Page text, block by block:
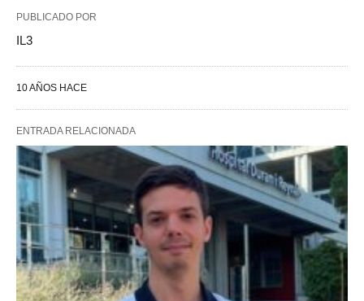
PUBLICADO POR
IL3
10 AÑOS HACE
ENTRADA RELACIONADA